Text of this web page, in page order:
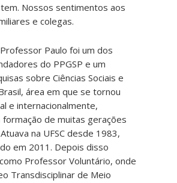
Nossos sentimentos aos
e colegas.
Paulo foi um dos
do PPGSP e um
sobre Ciências Sociais e
área em que se tornou
e internacionalmente,
de muitas gerações
na UFSC desde 1983,
em 2011. Depois disso
Professor Voluntário, onde
Transdisciplinar de Meio